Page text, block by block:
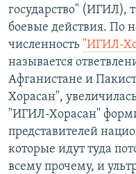
государство" (ИГИЛ),
боевые действия. По
численность "ИГИЛ-
называется
Афганистане и
Хорасан",
"ИГИЛ-Хорасан"
представителей
которые идут туда
всему прочему, и